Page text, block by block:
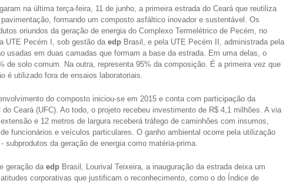
na última terça-feira, 11 de junho, a primeira estrada do Ceará que reutiliza
formando um composto asfáltico inovador e sustentável. Os
oriundos da geração de energia do Complexo Termelétrico de Pecém, no
UTE Pecém I, sob gestão da edp Brasil, e pela UTE Pecém II, administrada pela
usadas em duas camadas que formam a base da estrada. Em uma delas, o
de solo comum. Na outra, representa 95% da composição. É a primeira vez que
é utilizado fora de ensaios laboratoriais.
do composto iniciou-se em 2015 e conta com participação da
do Ceará (UFC). Ao todo, o projeto recebeu investimento de R$ 4,1 milhões. A via
e 12 metros de largura receberá tráfego de caminhões com insumos,
funcionários e veículos particulares. O ganho ambiental ocorre pela utilização
subprodutos da geração de energia como matéria-prima.
geração daedp Brasil, Lourival Teixeira, a inauguração da estrada deixa um
corporativas que justificam o reconhecimento, como o do Índice de